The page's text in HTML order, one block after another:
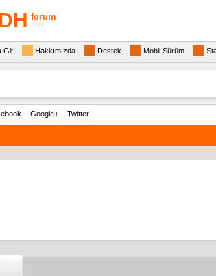
DH forum
mini
Git Hakkımızda Destek Mobil Sürüm
Google+ Twitter